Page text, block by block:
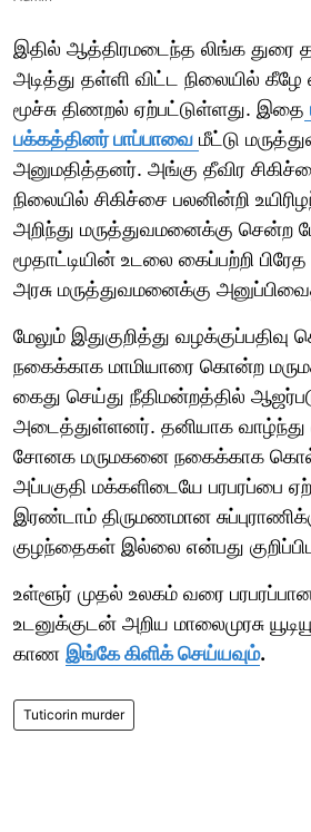
இதில் ஆத்திரமடைந்த லிங்க துரை
அடித்து தள்ளி விட்ட நிலையில் கீழே
மூச்சு திணறல் ஏற்பட்டுள்ளது. இதை
பக்கத்தினர் பாப்பாவை மீட்டு
அனுமதித்தனர். அங்கு தீவிர
நிலையில் சிகிச்சை பலனின்றி
அறிந்து மருத்துவமனைக்கு சென்ற
மூதாட்டியின் உடலை கைப்பற்றி
அரசு மருத்துவமனைக்கு
மேலும் இதுகுறித்து
நகைக்காக மாமியாரை கொன்ற
கைது செய்து நீதிமன்றத்தில்
அடைத்துள்ளனர். தனியாக வாழ்ந்து
சோனக மருமகனை நகைக்காக
அப்பகுதி மக்களிடையே பரபரப்பை
இரண்டாம் திருமணமான
குழந்தைகள் இல்லை என்பது
உள்ளூர் முதல் உலகம் வரை
உடனுக்குடன் அறிய மாலைமுரசு
காண இங்கே கிளிக் செய்யவும்.
Tuticorin murder